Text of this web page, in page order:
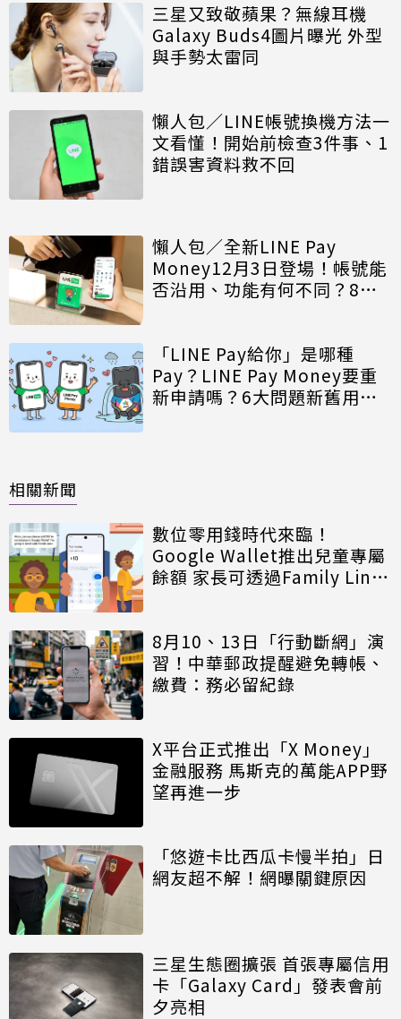
三星又致敬蘋果？無線耳機
Galaxy Buds4圖片曝光 外型
與手勢太雷同
懶人包／LINE帳號換機方法一
文看懂！開始前檢查3件事、1
錯誤害資料救不回
懶人包／全新LINE Pay
Money12月3日登場！帳號能
否沿用、功能有何不同？8大
「LINE Pay給你」是哪種
Pay？LINE Pay Money要重
新申請嗎？6大問題新舊用戶
相關新聞
數位零用錢時代來臨！
Google Wallet推出兒童專屬
餘額 家長可透過Family Link
8月10、13日「行動斷網」演
習！中華郵政提醒避免轉帳、
繳費：務必留紀錄
X平台正式推出「X Money」
金融服務 馬斯克的萬能APP野
望再進一步
「悠遊卡比西瓜卡慢半拍」日
網友超不解！網曝關鍵原因
三星生態圈擴張 首張專屬信用
卡「Galaxy Card」發表會前
夕亮相